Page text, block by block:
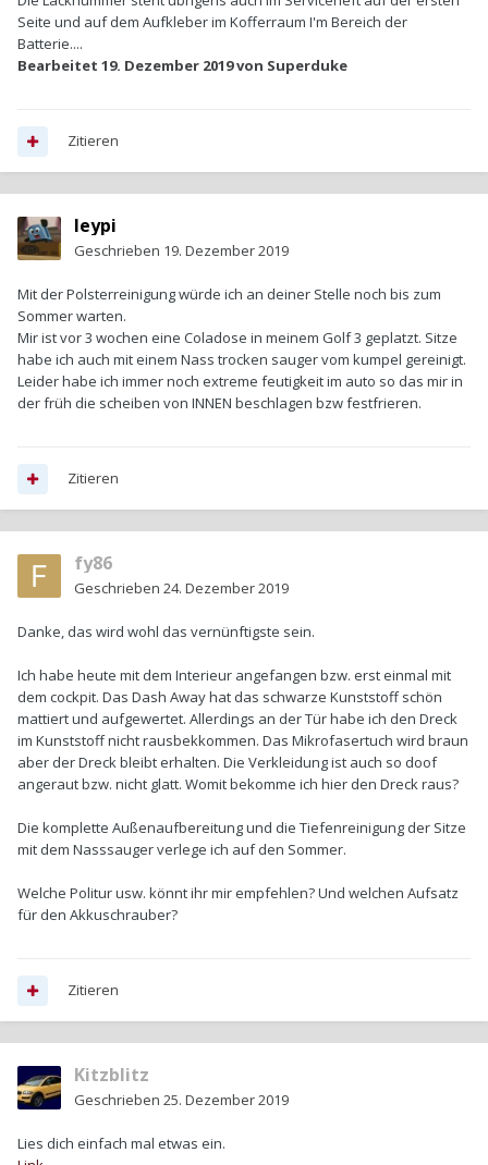
Seite und auf dem Aufkleber im Kofferraum I'm Bereich der
Batterie....
Bearbeitet 19. Dezember 2019von Superduke
Zitieren
leypi
Geschrieben 19. Dezember 2019
Mit der Polsterreinigung würde ich an deiner Stelle noch bis zum
Sommer warten.
Mir ist vor 3 wochen eine Coladose in meinem Golf 3 geplatzt. Sitze
habe ich auch mit einem Nass trocken sauger vom kumpel gereinigt.
Leider habe ich immer noch extreme feutigkeit im auto so das mir in
der früh die scheiben von INNEN beschlagen bzw festfrieren.
Zitieren
fy86
Geschrieben 24. Dezember 2019
Danke, das wird wohl das vernünftigste sein.
Ich habe heute mit dem Interieur angefangen bzw. erst einmal mit
dem cockpit. Das Dash Away hat das schwarze Kunststoff schön
mattiert und aufgewertet. Allerdings an der Tür habe ich den Dreck
im Kunststoff nicht rausbekkommen. Das Mikrofasertuch wird braun
aber der Dreck bleibt erhalten. Die Verkleidung ist auch so doof
angeraut bzw. nicht glatt. Womit bekomme ich hier den Dreck raus?
Die komplette Außenaufbereitung und die Tiefenreinigung der Sitze
mit dem Nasssauger verlege ich auf den Sommer.
Welche Politur usw. könnt ihr mir empfehlen? Und welchen Aufsatz
für den Akkuschrauber?
Zitieren
Kitzblitz
Geschrieben 25. Dezember 2019
Lies dich einfach mal etwas ein.